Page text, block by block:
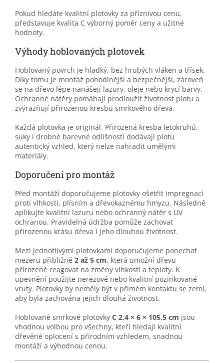
Pokud hledáte kvalitní plotovky za příznivou cenu,
představuje kvalita C výborný poměr ceny a užitné
hodnoty.
Výhody hoblovaných plotovek
Hoblovaný povrch je hladký, bez hrubých vláken a třísek.
Díky tomu je montáž pohodlnější a bezpečnější, zároveň
se na dřevo lépe nanášejí lazury, oleje nebo krycí barvy.
Ochranné nátěry pomáhají prodloužit životnost plotu a
zvýrazňují přirozenou kresbu smrkového dřeva.
Každá plotovka je originál. Přirozená kresba letokruhů,
suky i drobné barevné odlišnosti dodávají plotu
autentický vzhled, který nelze nahradit umělými
materiály.
Doporučení pro montáž
Před montáží doporučujeme plotovky ošetřit impregnací
proti vlhkosti, plísním a dřevokaznému hmyzu. Následně
aplikujte kvalitní lazuru nebo ochranný nátěr s UV
ochranou. Pravidelná údržba pomůže zachovat
přirozenou krásu dřeva i jeho dlouhou životnost.
Mezi jednotlivými plotovkami doporučujeme ponechat
mezeru přibližně 2 až 5 cm, která umožní dřevu
přirozeně reagovat na změny vlhkosti a teploty. K
upevnění použijte nerezové nebo kvalitní pozinkované
vruty. Plotovky by neměly být v přímém kontaktu se zemí,
aby byla zachována jejich dlouhá životnost.
Hoblované smrkové plotovky C 2,4 × 6 × 105,5 cm jsou
vhodnou volbou pro všechny, kteří hledají kvalitní
dřevěné oplocení s přírodním vzhledem, snadnou
montáží a výhodnou cenou.